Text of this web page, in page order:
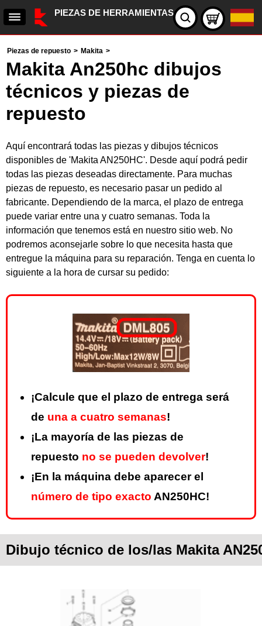
PIEZAS DE HERRAMIENTAS
Piezas de repuesto > Makita >
Makita An250hc dibujos
técnicos y piezas de
repuesto
Aquí encontrará todas las piezas y dibujos técnicos
disponibles de 'Makita AN250HC'. Desde aquí podrá pedir
todas las piezas deseadas directamente. Para muchas
piezas de repuesto, es necesario pasar un pedido al
fabricante. Dependiendo de la marca, el plazo de entrega
puede variar entre una y cuatro semanas. Toda la
información que tenemos está en nuestro sitio web. No
podremos aconsejarle sobre lo que necesita hasta que
entregue la máquina para su reparación. Tenga en cuenta lo
siguiente a la hora de cursar su pedido:
¡Calcule que el plazo de entrega será
de una a cuatro semanas!
¡La mayoría de las piezas de
repuesto no se pueden devolver!
¡En la máquina debe aparecer el
número de tipo exacto AN250HC!
Dibujo técnico de los/las Makita